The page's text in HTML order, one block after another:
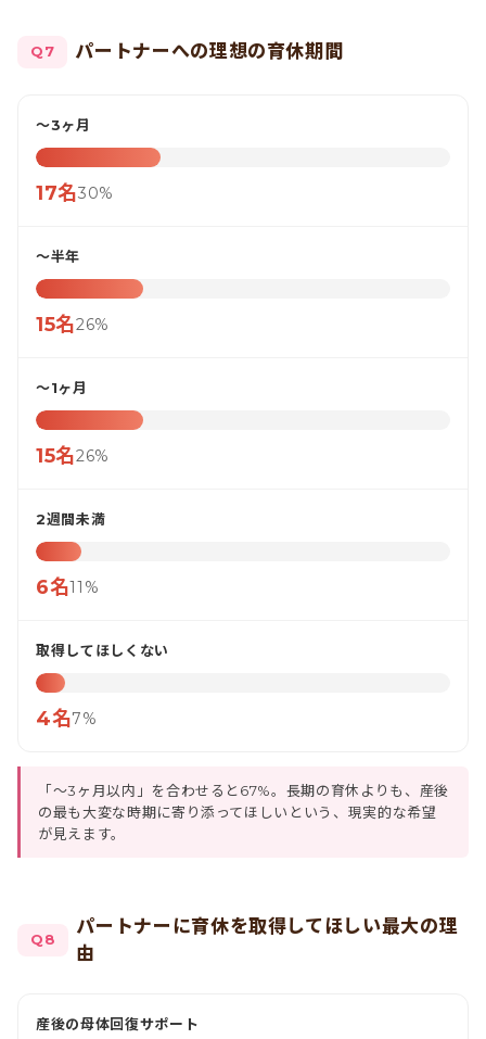
Q7 パートナーへの理想の育休期間
〜3ヶ月
17名30%
〜半年
15名26%
〜1ヶ月
15名26%
2週間未満
6名11%
取得してほしくない
4名7%
「〜3ヶ月以内」を合わせると67%。長期の育休よりも、産後
の最も大変な時期に寄り添ってほしいという、現実的な希望
が見えます。
Q8
パートナーに育休を取得してほしい最大の理
由
産後の母体回復サポート